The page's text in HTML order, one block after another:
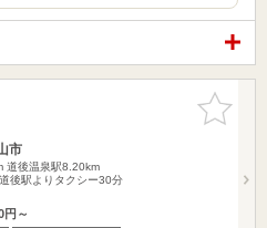
お気に入
りに追加
市
道後温泉駅8.20km
後駅よりタクシー30分
円～